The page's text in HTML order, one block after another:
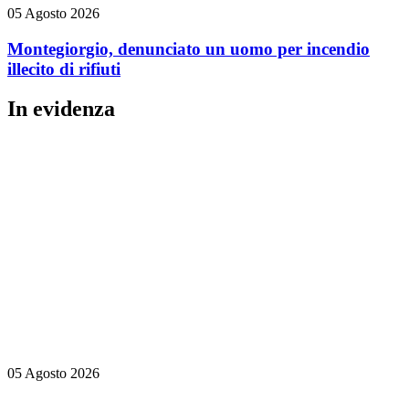
05 Agosto 2026
Montegiorgio, denunciato un uomo per incendio
illecito di rifiuti
In evidenza
05 Agosto 2026